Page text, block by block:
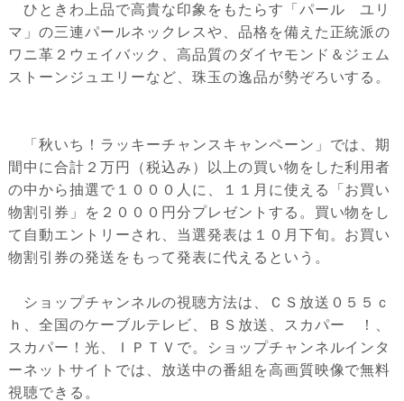
ひときわ上品で高貴な印象をもたらす「パール ユリ
マ」の三連パールネックレスや、品格を備えた正統派の
ワニ革２ウェイバック、高品質のダイヤモンド＆ジェム
ストーンジュエリーなど、珠玉の逸品が勢ぞろいする。
「秋いち！ラッキーチャンスキャンペーン」では、期
間中に合計２万円（税込み）以上の買い物をした利用者
の中から抽選で１０００人に、１１月に使える「お買い
物割引券」を２０００円分プレゼントする。買い物をし
て自動エントリーされ、当選発表は１０月下旬。お買い
物割引券の発送をもって発表に代えるという。
ショップチャンネルの視聴方法は、ＣＳ放送０５５ｃ
ｈ、全国のケーブルテレビ、ＢＳ放送、スカパー ！、
スカパー！光、ＩＰＴＶで。ショップチャンネルインタ
ーネットサイトでは、放送中の番組を高画質映像で無料
視聴できる。